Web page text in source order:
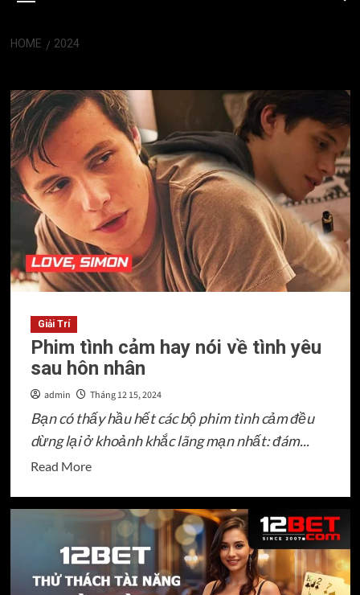
HOME 2024
Giải Trí
Phim tình cảm hay nói về tình yêu
sau hôn nhân
admin Tháng 12 15, 2024
Bạn có thấy hầu hết các bộ phim tình cảm đều
dừng lại ở khoảnh khắc lãng mạn nhất: đám...
Read MoreRead
about
Phim
tình
cảm
hay